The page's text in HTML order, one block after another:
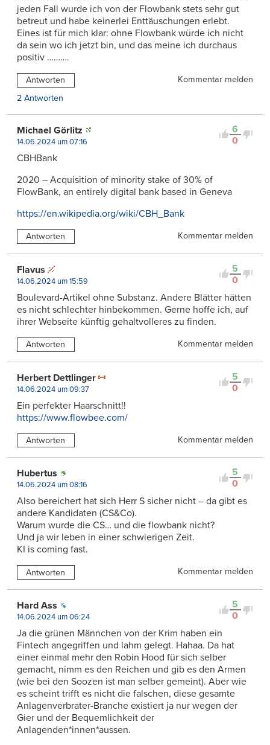
jeden Fall wurde ich von der Flowbank stets sehr gut
betreut und habe keinerlei Enttäuschungen erlebt.
Eines ist für mich klar: ohne Flowbank würde ich nicht
da sein wo ich jetzt bin, und das meine ich durchaus
positiv ……….
Antworten
Kommentar melden
2 Antworten
6
0
Michael Görlitz
14.06.2024 um 07:16
CBHBank
2020 – Acquisition of minority stake of 30% of
FlowBank, an entirely digital bank based in Geneva
https://en.wikipedia.org/wiki/CBH_Bank
Antworten Kommentar melden
5
0
Flavus
14.06.2024 um 15:59
Boulevard-Artikel ohne Substanz. Andere Blätter hätten
es nicht schlechter hinbekommen. Gerne hoffe ich, auf
ihrer Webseite künftig gehaltvolleres zu finden.
Antworten Kommentar melden
5
0
Herbert Dettlinger
14.06.2024 um 09:37
Ein perfekter Haarschnitt!!
https://www.flowbee.com/
Antworten Kommentar melden
5
0
Hubertus
14.06.2024 um 08:16
Also bereichert hat sich Herr S sicher nicht – da gibt es
andere Kandidaten (CS&Co).
Warum wurde die CS… und die flowbank nicht?
Und ja wir leben in einer schwierigen Zeit.
KI is coming fast.
Antworten Kommentar melden
5
0
Hard Ass
14.06.2024 um 06:24
Ja die grünen Männchen von der Krim haben ein
Fintech angegriffen und lahm gelegt. Hahaa. Da hat
einer einmal mehr den Robin Hood für sich selber
gemacht, nimm es den Reichen und gib es den Armen
(wie bei den Soozen ist man selber gemeint). Aber wie
es scheint trifft es nicht die falschen, diese gesamte
Anlagenverbrater-Branche existiert ja nur wegen der
Gier und der Bequemlichkeit der
Anlagenden*innen*aussen.